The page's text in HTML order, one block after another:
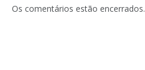
Os comentários estão encerrados.